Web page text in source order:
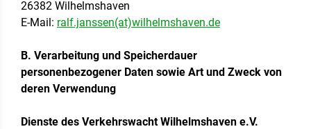
26382 Wilhelmshaven
E-Mail: ralf.janssen(at)wilhelmshaven.de
B. Verarbeitung und Speicherdauer
personenbezogener Daten sowie Art und Zweck von
deren Verwendung
Dienste des Verkehrswacht Wilhelmshaven e.V.